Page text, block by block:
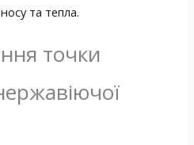
та тепла.
точки